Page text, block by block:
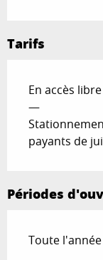
Tarifs
En accès libre
—
payants de
Périodes
Toute